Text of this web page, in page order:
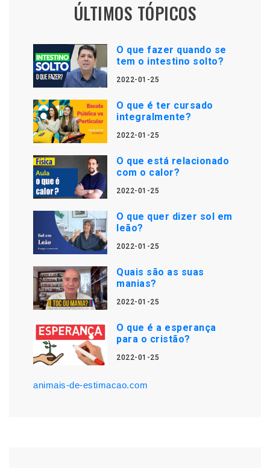
ÚLTIMOS TÓPICOS
O que fazer quando se
tem o intestino solto?
2022-01-25
O que é ter cursado
integralmente?
2022-01-25
O que está relacionado
com o calor?
2022-01-25
O que quer dizer sol em
leão?
2022-01-25
Quais são as suas
manias?
2022-01-25
O que é a esperança
para o cristão?
2022-01-25
animais-de-estimacao.com